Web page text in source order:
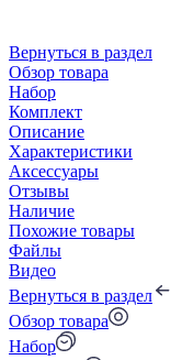
Вернуться в раздел
Обзор товара
Набор
Комплект
Описание
Характеристики
Аксессуары
Отзывы
Наличие
Похожие товары
Файлы
Видео
Вернуться в раздел
Обзор товара
Набор